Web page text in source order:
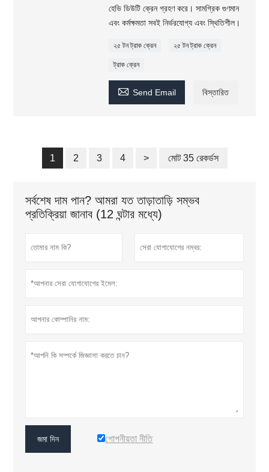
হেভি ডিউটি ​​ক্রেন গ্রহণ করে। সামগ্রিক গুণমান
এবং কর্মক্ষমতা সবই নির্ভরযোগ্য এবং স্থিতিশীল।
২৫ টন ট্রাক ক্রেন ২৫ টন ট্রাক ক্রেন
ট্রাক ক্রেন
 Send Email বিস্তারিত
1 2 3 4 > মোট 35 রেকর্ডস
সর্বশেষ দাম পান? আমরা যত তাড়াতাড়ি সম্ভব
প্রতিক্রিয়া জানাব (12 ঘন্টার মধ্যে)
জমা দিন গোপনীয়তা নীতি